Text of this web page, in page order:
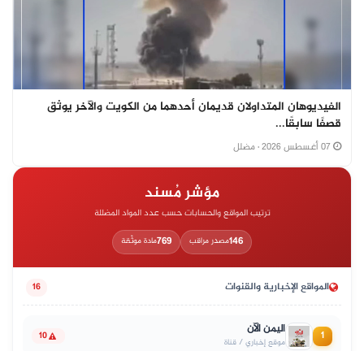
الفيديوهان المتداولان قديمان أحدهما من الكويت والآخر يوثق
قصفًا سابقًا...
· مضلل
مؤشر مُسند
ترتيب المواقع والحسابات حسب عدد المواد المضللة
146مصدر مراقب 769مادة موثّقة
المواقع الإخبارية والقنوات 16
1 اليمن الآن
موقع إخباري / قناة 10